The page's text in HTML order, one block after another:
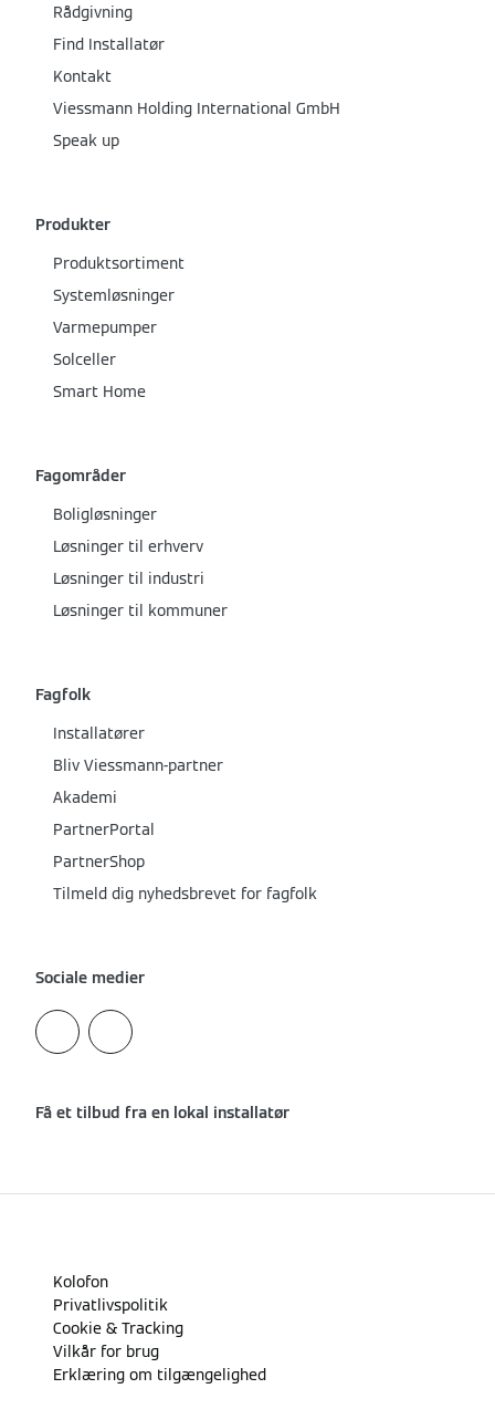
Rådgivning
Find Installatør
Kontakt
Viessmann Holding International GmbH
Speak up
Produkter
Produktsortiment
Systemløsninger
Varmepumper
Solceller
Smart Home
Fagområder
Boligløsninger
Løsninger til erhverv
Løsninger til industri
Løsninger til kommuner
Fagfolk
Installatører
Bliv Viessmann-partner
Akademi
PartnerPortal
PartnerShop
Tilmeld dig nyhedsbrevet for fagfolk
Sociale medier
Få et tilbud fra en lokal installatør
Kolofon
Privatlivspolitik
Cookie & Tracking
Vilkår for brug
Erklæring om tilgængelighed